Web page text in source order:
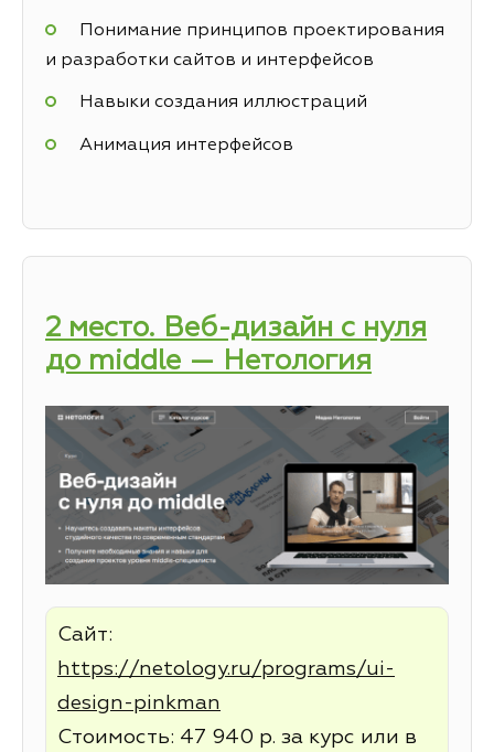
Понимание принципов проектирования
и разработки сайтов и интерфейсов
Навыки создания иллюстраций
Анимация интерфейсов
2 место. Веб-дизайн с нуля
до middle — Нетология
Сайт:
https://netology.ru/programs/ui-
design-pinkman
Стоимость: 47 940 р. за курс или в